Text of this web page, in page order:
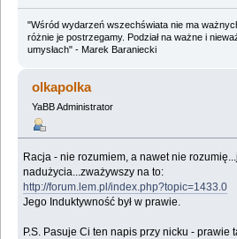
"Wśród wydarzeń wszechświata nie ma
różnie je postrzegamy. Podział na ważne i
umysłach" - Marek Baraniecki
olkapolka
YaBB Administrator
Racja - nie rozumiem, a nawet nie
nadużycia...zważywszy na to:
http://forum.lem.pl/index.php?topic=1433.0
Jego Induktywność był w prawie.
P.S. Pasuje Ci ten napis przy nicku - prawie